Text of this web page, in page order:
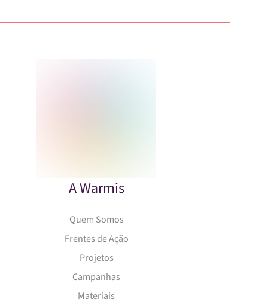
A Warmis
Quem Somos
Frentes de Ação
Projetos
Campanhas
Materiais